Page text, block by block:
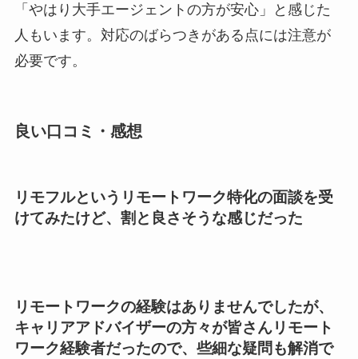
「やはり大手エージェントの方が安心」と感じた
人もいます。対応のばらつきがある点には注意が
必要です。
良い口コミ・感想
リモフルというリモートワーク特化の面談を受
けてみたけど、割と良さそうな感じだった
リモートワークの経験はありませんでしたが、
キャリアアドバイザーの方々が皆さんリモート
ワーク経験者だったので、些細な疑問も解消で